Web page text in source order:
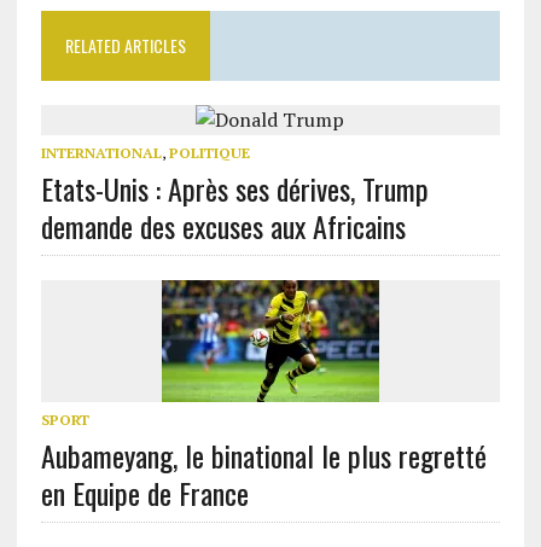
RELATED ARTICLES
INTERNATIONAL, POLITIQUE
Etats-Unis : Après ses dérives, Trump
demande des excuses aux Africains
SPORT
Aubameyang, le binational le plus regretté
en Equipe de France